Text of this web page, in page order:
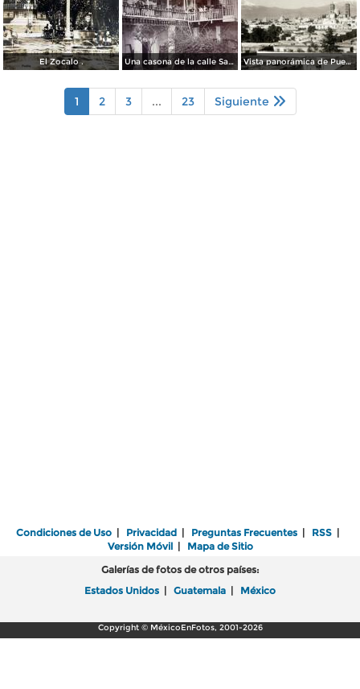
El Zocalo . Una casona de la calle Santa Ines # 5 ( Fechada el 5 de Mayo de 1892 ). Vista panorámica de Puebla, con volcanes Popocatépetl (izq.) e Iztaccíhuatl (der.)
1 2 3 ... 23 Siguiente
Condiciones de Uso | Privacidad | Preguntas Frecuentes | RSS |
Versión Móvil| Mapa de Sitio
Galerías de fotos de otros países:
Estados Unidos | Guatemala | México
Copyright © MéxicoEnFotos, 2001-2026